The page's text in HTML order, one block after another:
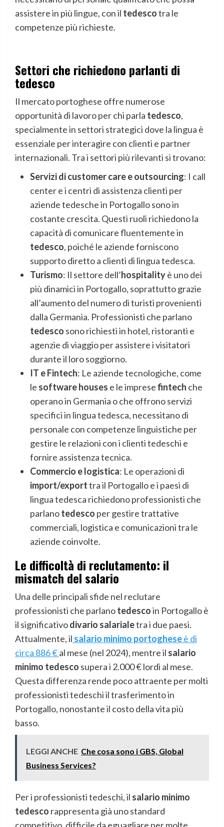
assistere in più lingue, con il tedescotra le
competenze più richieste.
Settori che richiedono parlanti di
tedesco
Il mercato portoghese offre numerose
opportunità di lavoro per chi parla tedesco,
specialmente in settori strategici dove la lingua è
essenziale per interagire con clienti e partner
internazionali. Tra i settori più rilevanti si trovano:
Servizi di customer care e outsourcing: I call
center e i centri di assistenza clienti per
aziende tedesche in Portogallo sono in
costante crescita. Questi ruoli richiedono la
capacità di comunicare fluentemente in
tedesco, poiché le aziende forniscono
supporto diretto a clienti di lingua tedesca.
Turismo: Il settore dell’hospitalityè uno dei
più dinamici in Portogallo, soprattutto grazie
all’aumento del numero di turisti provenienti
dalla Germania. Professionisti che parlano
tedesco sono richiesti in hotel, ristoranti e
agenzie di viaggio per assistere i visitatori
durante il loro soggiorno.
IT e Fintech: Le aziende tecnologiche, come
le software houses e le impresefintech che
operano in Germania o che offrono servizi
specifici in lingua tedesca, necessitano di
personale con competenze linguistiche per
gestire le relazioni con i clienti tedeschi e
fornire assistenza tecnica.
Commercio e logistica: Le operazioni di
import/exporttra il Portogallo e i paesi di
lingua tedesca richiedono professionisti che
parlanotedesco per gestire trattative
commerciali, logistica e comunicazioni tra le
aziende coinvolte.
Le difficoltà di reclutamento: il
mismatch del salario
Una delle principali sfide nel reclutare
professionisti che parlanotedescoin Portogallo è
il significativodivario salarialetra i due paesi.
Attualmente, il salario minimo portogheseè di
circa 886 €al mese (nel 2024), mentre il salario
minimo tedesco supera i 2.000 € lordi al mese.
Questa differenza rende poco attraente per molti
professionisti tedeschi il trasferimento in
Portogallo, nonostante il costo della vita più
basso.
LEGGI ANCHE Che cosa sono i GBS, Global
Business Services?
Per i professionisti tedeschi, il salario minimo
tedesco rappresenta già uno standard